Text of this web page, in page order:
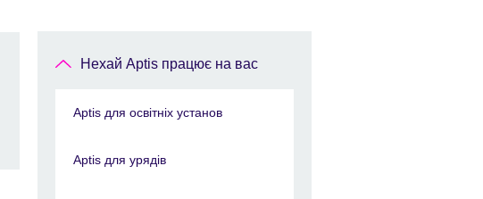
Нехай Aptis працює на вас
Aptis для освітніх установ
Aptis для урядів